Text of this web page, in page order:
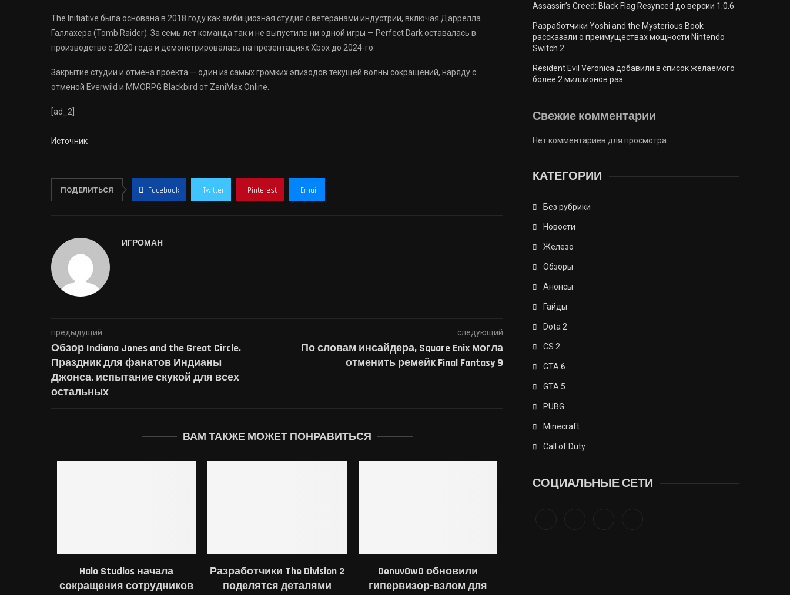
The Initiative была основана в 2018 году как амбициозная студия с ветеранами индустрии, включая Даррелла
Галлахера (Tomb Raider). За семь лет команда так и не выпустила ни одной игры — Perfect Dark оставалась в
производстве с 2020 года и демонстрировалась на презентациях Xbox до 2024-го.
Закрытие студии и отмена проекта — один из самых громких эпизодов текущей волны сокращений, наряду с
отменой Everwild и MMORPG Blackbird от ZeniMax Online.
[ad_2]
Источник
ПОДЕЛИТЬСЯ Facebook Twitter Pinterest Email
ИГРОМАН
предыдущий
Обзор Indiana Jones and the Great Circle.
Праздник для фанатов Индианы
Джонса, испытание скукой для всех
остальных
следующий
По словам инсайдера, Square Enix могла
отменить ремейк Final Fantasy 9
ВАМ ТАКЖЕ МОЖЕТ ПОНРАВИТЬСЯ
Halo Studios начала
сокращения сотрудников
Разработчики The Division 2
поделятся деталями
DenuvOwO обновили
гипервизор-взлом для
Assassin’s Creed: Black Flag Resynced до версии 1.0.6
Разработчики Yoshi and the Mysterious Book
рассказали о преимуществах мощности Nintendo
Switch 2
Resident Evil Veronica добавили в список желаемого
более 2 миллионов раз
Свежие комментарии
Нет комментариев для просмотра.
КАТЕГОРИИ
Без рубрики
Новости
Железо
Обзоры
Анонсы
Гайды
Dota 2
CS 2
GTA 6
GTA 5
PUBG
Minecraft
Call of Duty
СОЦИАЛЬНЫЕ СЕТИ